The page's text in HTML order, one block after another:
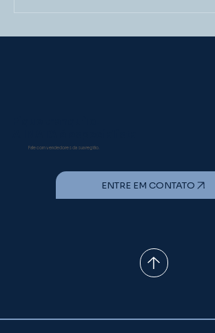
Fale com vendedores da sua região.
ENTRE EM CONTATO